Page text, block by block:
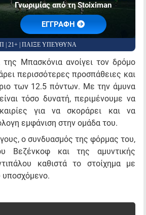
Γνωριμίας από τη Stoiximan
EΓΓΡΑΦΗ
| 21+ | ΠΑΙΞΕ ΥΠΕΥΘΥΝΑ
Μπασκόνια ανοίγει τον δρόμο
περισσότερες προσπάθειες και
των 12.5 πόντων. Με την άμυνα
τόσο δυνατή, περιμένουμε να
για να σκοράρει και να
εμφάνιση στην ομάδα του.
ο συνδυασμός της φόρμας του,
Βεζένκοφ και της αμυντικής
καθιστά το στοίχημα με